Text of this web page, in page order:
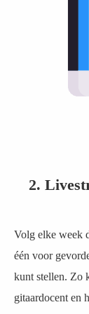
2.
Volg elke week
één voor
kunt stellen. Zo
gitaardocent en